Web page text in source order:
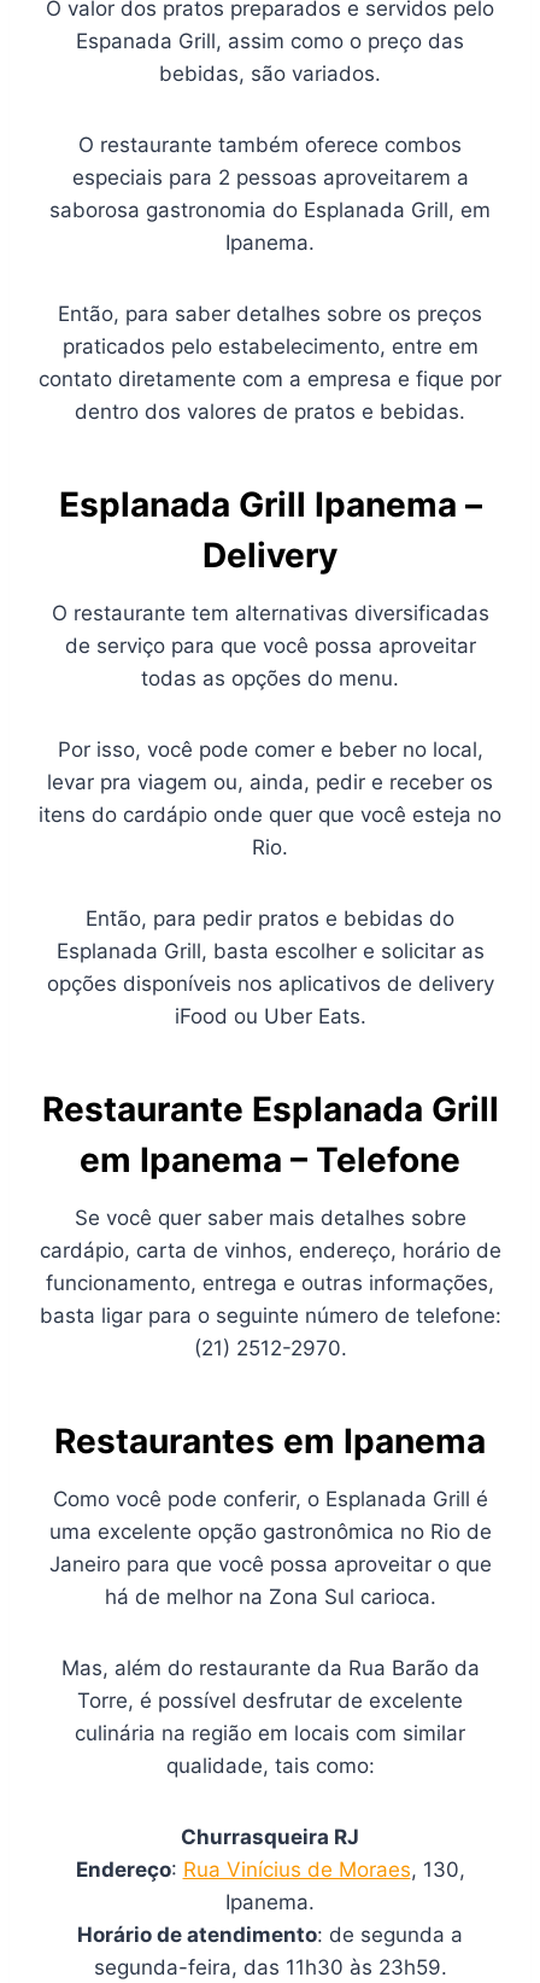
O valor dos pratos preparados e servidos pelo
Espanada Grill, assim como o preço das
bebidas, são variados.
O restaurante também oferece combos
especiais para 2 pessoas aproveitarem a
saborosa gastronomia do Esplanada Grill, em
Ipanema.
Então, para saber detalhes sobre os preços
praticados pelo estabelecimento, entre em
contato diretamente com a empresa e fique por
dentro dos valores de pratos e bebidas.
Esplanada Grill Ipanema –
Delivery
O restaurante tem alternativas diversificadas
de serviço para que você possa aproveitar
todas as opções do menu.
Por isso, você pode comer e beber no local,
levar pra viagem ou, ainda, pedir e receber os
itens do cardápio onde quer que você esteja no
Rio.
Então, para pedir pratos e bebidas do
Esplanada Grill, basta escolher e solicitar as
opções disponíveis nos aplicativos de delivery
iFood ou Uber Eats.
Restaurante Esplanada Grill
em Ipanema – Telefone
Se você quer saber mais detalhes sobre
cardápio, carta de vinhos, endereço, horário de
funcionamento, entrega e outras informações,
basta ligar para o seguinte número de telefone:
(21) 2512-2970.
Restaurantes em Ipanema
Como você pode conferir, o Esplanada Grill é
uma excelente opção gastronômica no Rio de
Janeiro para que você possa aproveitar o que
há de melhor na Zona Sul carioca.
Mas, além do restaurante da Rua Barão da
Torre, é possível desfrutar de excelente
culinária na região em locais com similar
qualidade, tais como:
Churrasqueira RJ
Endereço: Rua Vinícius de Moraes, 130,
Ipanema.
Horário de atendimento: de segunda a
segunda-feira, das 11h30 às 23h59.